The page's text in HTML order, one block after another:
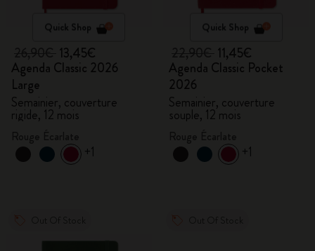
Quick Shop
13,45€
Agenda Classic 2026
Large
Semainier, couverture
rigide, 12 mois
+1
Quick Shop
11,45€
Agenda Classic Pocket
2026
Semainier, couverture
souple, 12 mois
+1